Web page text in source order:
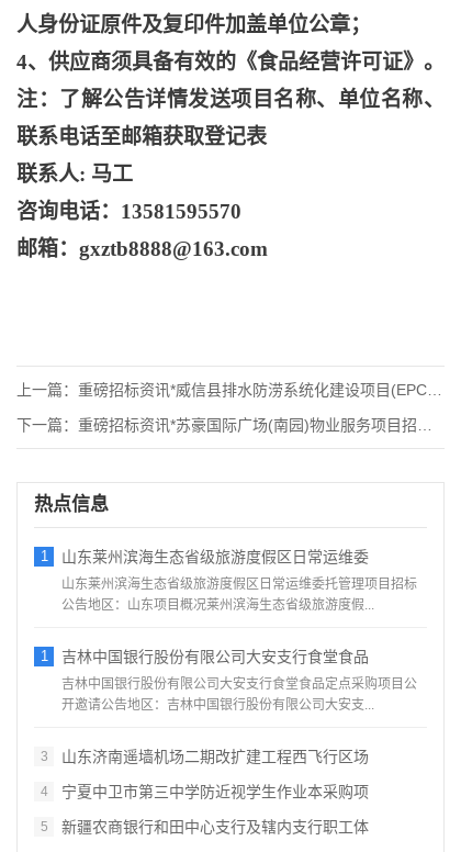
人身份证原件及复印件加盖单位公章；
4、供应商须具备有效的《食品经营许可证》。
注：了解公告详情发送项目名称、单位名称、
联系电话至邮箱获取登记表
联系人: 马工
咨询电话： 13581595570
邮箱： gxztb8888@163.com
上一篇： 重磅招标资讯*威信县排水防涝系统化建设项目(EPC总承包)房
下一篇： 重磅招标资讯*苏豪国际广场(南园)物业服务项目招标公告
热点信息
1 山东莱州滨海生态省级旅游度假区日常运维委
山东莱州滨海生态省级旅游度假区日常运维委托管理项目招标
公告地区：山东项目概况莱州滨海生态省级旅游度假...
1 吉林中国银行股份有限公司大安支行食堂食品
吉林中国银行股份有限公司大安支行食堂食品定点采购项目公
开邀请公告地区：吉林中国银行股份有限公司大安支...
3 山东济南遥墙机场二期改扩建工程西飞行区场
4 宁夏中卫市第三中学防近视学生作业本采购项
5 新疆农商银行和田中心支行及辖内支行职工体